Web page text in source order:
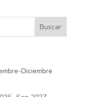
Diciembre